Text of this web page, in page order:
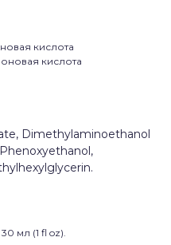
кислота
кислота
Dimethylaminoethanol
мл (1 fl oz).